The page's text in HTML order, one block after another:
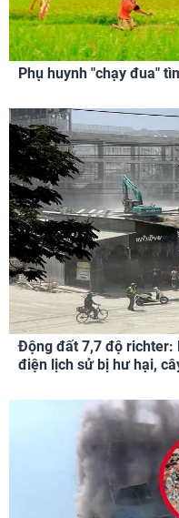
Phụ huynh "chạy đua"
Động đất 7,7 độ richter:
điện lịch sử bị hư hại,